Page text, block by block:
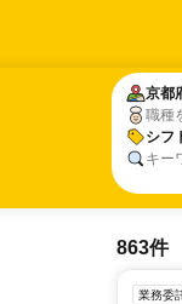
京都
職種
シフ
キー
京都
シフ
863件
業務委